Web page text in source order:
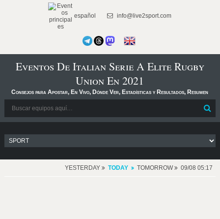
español info@live2sport.com
Eventos De Italian Serie A Elite Rugby
Union En 2021
Consejos para Apostar, En Vivo, Dónde Ver, Estadísticas y Resultados, Resumen
YESTERDAY TODAY TOMORROW 09/08 05:17